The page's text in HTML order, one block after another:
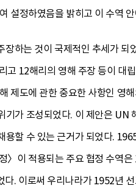
설정하였음을 밝히고 이 수역
하는 것이 국제적인 추세가
고 12해리의 영해 주장 등이 대
제도에 관한 중요한 사항인 영
가 조성되었다. 이 제안은
용할 수 있는 근거가 되었다.
〉이 적용되는 주요 협정 수역
다. 이로써 우리나라가 1952년